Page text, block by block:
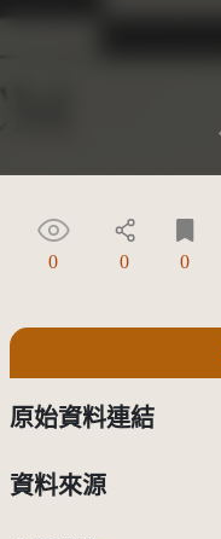
0 0 0
原始資料連結
資料來源